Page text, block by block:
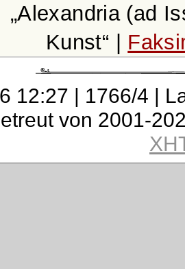
Alexandria (ad
Kunst
|
12:27 | 1766/4 |
von 2001-